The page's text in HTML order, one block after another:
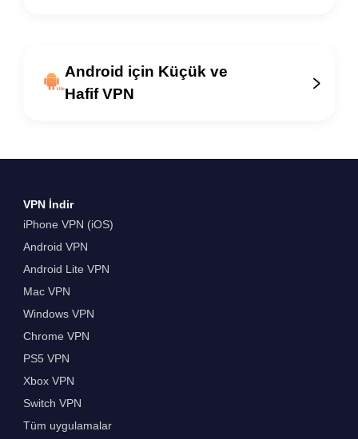
Android için Küçük ve
Hafif VPN
VPN İndir
iPhone VPN (iOS)
Android VPN
Android Lite VPN
Mac VPN
Windows VPN
Chrome VPN
PS5 VPN
Xbox VPN
Switch VPN
Tüm uygulamalar